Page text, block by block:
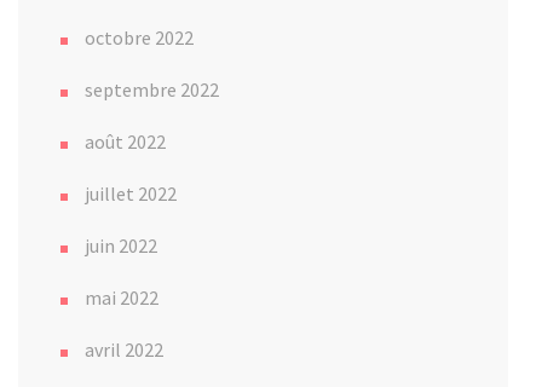
octobre 2022
septembre 2022
août 2022
juillet 2022
juin 2022
mai 2022
avril 2022